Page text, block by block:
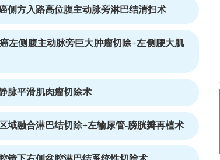
侧方入路高位腹主动脉旁淋巴结清扫术
左侧腹主动脉旁巨大肿瘤切除+左侧腰大肌
脉平滑肌肉瘤切除术
域融合淋巴结切除+左输尿管-膀胱瓣再植术